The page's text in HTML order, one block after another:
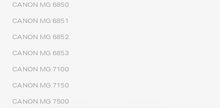
CANON MG 6850
CANON MG 6851
CANON MG 6852
CANON MG 6853
CANON MG 7100
CANON MG 7150
CANON MG 7500